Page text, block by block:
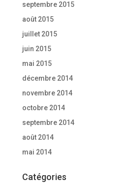
septembre 2015
août 2015
juillet 2015
juin 2015
mai 2015
décembre 2014
novembre 2014
octobre 2014
septembre 2014
août 2014
mai 2014
Catégories